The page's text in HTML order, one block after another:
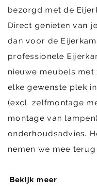
Bekijk meer
bezorgd met de
Direct genieten van
dan voor de
professionele
nieuwe meubels
elke gewenste plek
(excl. zelfmontage
montage van
onderhoudsadvies.
nemen we mee